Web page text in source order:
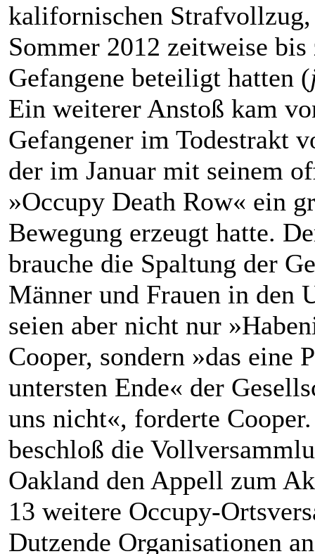
kalifornischen Strafvollzug,
Sommer 2012 zeitweise bis
Gefangene beteiligt hatten (
Ein weiterer Anstoß kam
Gefangener im Todestrakt
der im Januar mit seinem
»Occupy Death Row« ein
Bewegung erzeugt hatte.
brauche die Spaltung der
Männer und Frauen in den
seien aber nicht nur
Cooper, sondern »das eine
untersten Ende« der
uns nicht«, forderte
beschloß die
Oakland den Appell zum
13 weitere Occupy-
Dutzende Organisationen